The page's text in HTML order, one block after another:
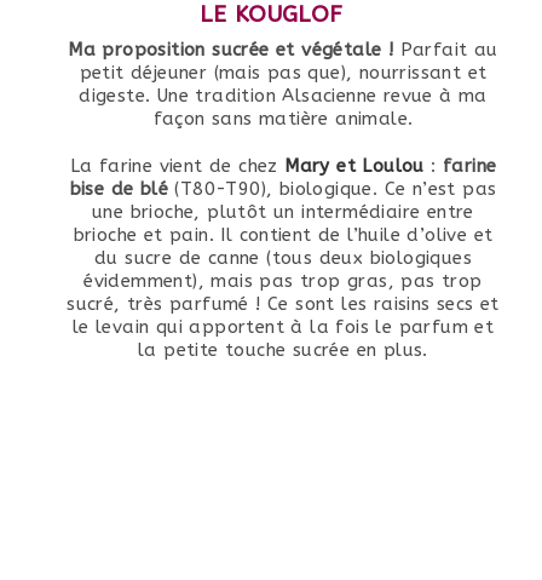
LE KOUGLOF
Ma proposition sucrée et végétale ! Parfait au
petit déjeuner (mais pas que), nourrissant et
digeste. Une tradition Alsacienne revue à ma
façon sans matière animale.
La farine vient de chez Mary et Loulou : farine
bise de blé (T80-T90), biologique. Ce n’est pas
une brioche, plutôt un intermédiaire entre
brioche et pain. Il contient de l’huile d’olive et
du sucre de canne (tous deux biologiques
évidemment), mais pas trop gras, pas trop
sucré, très parfumé ! Ce sont les raisins secs et
le levain qui apportent à la fois le parfum et
la petite touche sucrée en plus.